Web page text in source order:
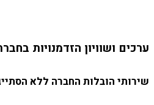
ערכים ושוויון הזדמנויות
שירותי הובלות החברה ללא